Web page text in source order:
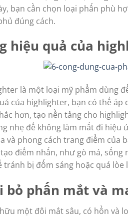
bạn cần chọn loại phấn phù
đúng cách.
hiệu quả của
là một loại mỹ phẩm dùng
của highlighter, bạn có thể
hơn, tạo nền tảng cho
nhẹ để không làm mất đi hiệu
và phong cách trang điểm của
điểm nhấn, như gò má, sống
tránh bị đốm sáng hoặc quá lòe
bỏ phấn mắt và
một đôi mắt sâu, có hồn và